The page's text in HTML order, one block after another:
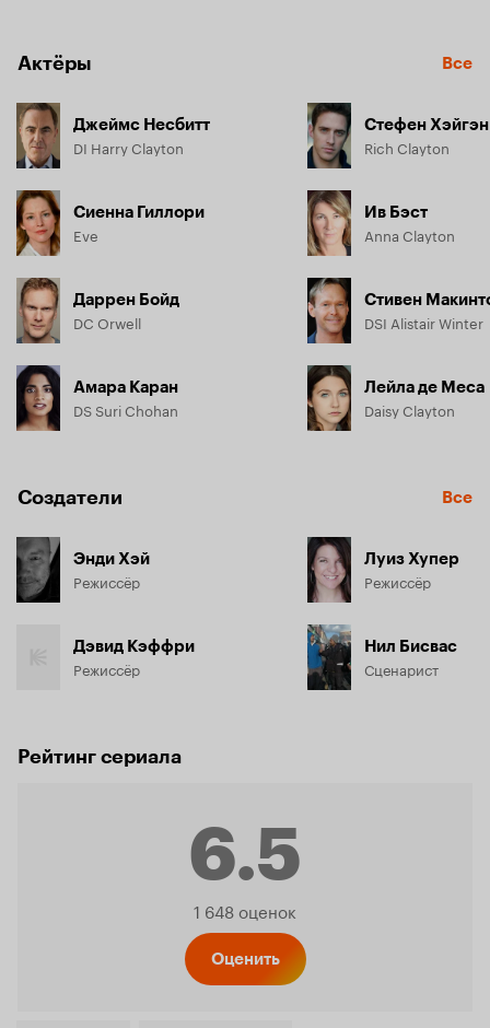
Актёры Все
Джеймс Несбитт
DI Harry Clayton
Сиенна Гиллори
Eve
Даррен Бойд
DC Orwell
Амара Каран
DS Suri Chohan
Стефен Хэйгэн
Rich Clayton
Ив Бэст
Anna Clayton
Стивен
DSI Alistair Winter
Лейла де Меса
Daisy Clayton
Создатели Все
Энди Хэй
Режиссёр
Дэвид Кэффри
Режиссёр
Луиз Хупер
Режиссёр
Нил Бисвас
Сценарист
Рейтинг сериала
6.5
Рейтинг
1 648 оценок
Оценить